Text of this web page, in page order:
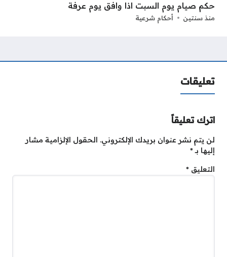
حكم صيام يوم السبت اذا وافق يوم عرفة
منذ سنتين أحكام شرعية
تعليقات
اترك تعليقاً
لن يتم نشر عنوان بريدك الإلكتروني.
الحقول الإلزامية مشار
إليها بـ*
التعليق *